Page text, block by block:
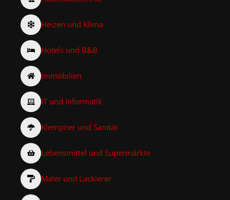
Heizen und Klima
Hotels und B&B
Immobilien
IT und Informatik
Klempner und Sanitär
Lebensmittel und Supermärkte
Maler und Lackierer